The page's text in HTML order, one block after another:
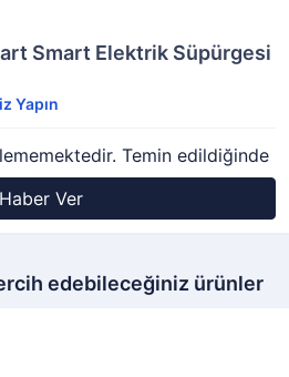
Smart Elektrik Süpürgesi
Yapın
Temin edildiğinde
Haber Ver
edebileceğiniz ürünler